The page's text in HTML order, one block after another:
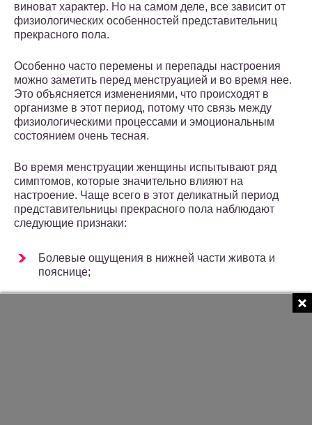
виноват характер. Но на самом деле, все зависит от
физиологических особенностей представительниц
прекрасного пола.
Особенно часто перемены и перепады настроения
можно заметить перед менструацией и во время нее.
Это объясняется изменениями, что происходят в
организме в этот период, потому что связь между
физиологическими процессами и эмоциональным
состоянием очень тесная.
Во время менструации женщины испытывают ряд
симптомов, которые значительно влияют на
настроение. Чаще всего в этот деликатный период
представительницы прекрасного пола наблюдают
следующие признаки:
Болевые ощущения в нижней части живота и
пояснице;